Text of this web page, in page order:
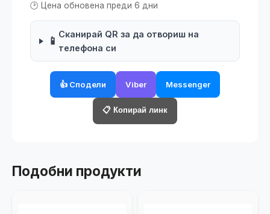
🕑 Цена обновена преди 6 дни
📱
Сканирай QR за да отвориш на
телефона си
👍 Сподели Viber Messenger
📋 Копирай линк
Подобни продукти